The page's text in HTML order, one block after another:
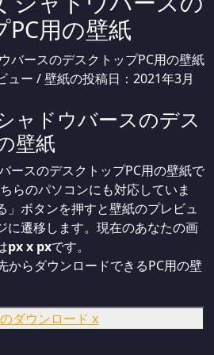
用の壁紙
ュー / 壁紙の投稿日：2021年3月
ャドウバースのデス
壁紙
ースのデスクトップPC用の壁紙で
らのパソコンにも対応していま
」ボタンを押すと壁紙のプレビュ
に遷移します。現在のあなたの画
px x pxです。
からダウンロードできるPC用の壁
ダウンロード x